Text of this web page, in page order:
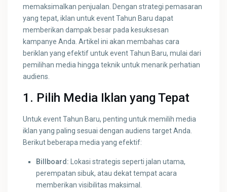
memaksimalkan penjualan. Dengan strategi pemasaran
yang tepat, iklan untuk event Tahun Baru dapat
memberikan dampak besar pada kesuksesan
kampanye Anda. Artikel ini akan membahas cara
beriklan yang efektif untuk event Tahun Baru, mulai dari
pemilihan media hingga teknik untuk menarik perhatian
audiens.
1. Pilih Media Iklan yang Tepat
Untuk event Tahun Baru, penting untuk memilih media
iklan yang paling sesuai dengan audiens target Anda.
Berikut beberapa media yang efektif:
Billboard: Lokasi strategis seperti jalan utama,
perempatan sibuk, atau dekat tempat acara
memberikan visibilitas maksimal.